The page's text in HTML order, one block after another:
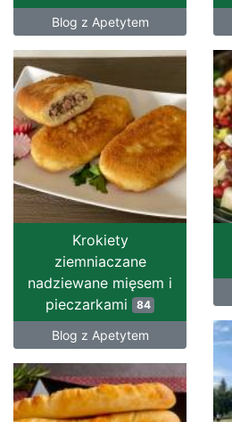
Blog z Apetytem
Krokiety
ziemniaczane
nadziewane mięsem i
pieczarkami
84
Blog z Apetytem